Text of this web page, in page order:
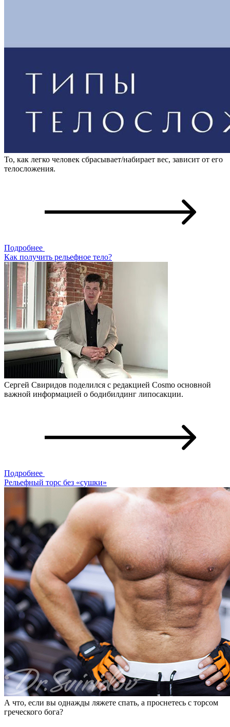
То, как легко человек сбрасывает/набирает вес, зависит от его
телосложения.
Подробнее
Как получить рельефное тело?
Сергей Свиридов поделился с редакцией Cosmo основной
важной информацией о бодибилдинг липосакции.
Подробнее
Рельефный торс без «сушки»
А что, если вы однажды ляжете спать, а проснетесь с торсом
греческого бога?